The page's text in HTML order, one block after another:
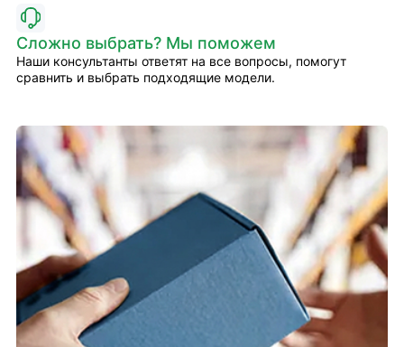
Сложно выбрать? Мы поможем
Наши консультанты ответят на все вопросы, помогут
сравнить и выбрать подходящие модели.